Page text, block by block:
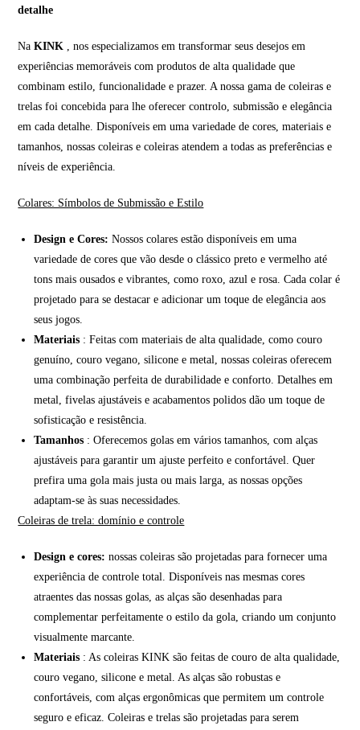
detalhe
NaKINK , nos especializamos em transformar seus desejos em
experiências memoráveis com produtos de alta qualidade que
combinam estilo, funcionalidade e prazer. A nossa gama de coleiras e
trelas foi concebida para lhe oferecer controlo, submissão e elegância
em cada detalhe. Disponíveis em uma variedade de cores, materiais e
tamanhos, nossas coleiras e coleiras atendem a todas as preferências e
níveis de experiência.
Colares: Símbolos de Submissão e Estilo
Design e Cores: Nossos colares estão disponíveis em uma
variedade de cores que vão desde o clássico preto e vermelho até
tons mais ousados e vibrantes, como roxo, azul e rosa. Cada colar é
projetado para se destacar e adicionar um toque de elegância aos
seus jogos.
Materiais : Feitas com materiais de alta qualidade, como couro
genuíno, couro vegano, silicone e metal, nossas coleiras oferecem
uma combinação perfeita de durabilidade e conforto. Detalhes em
metal, fivelas ajustáveis e acabamentos polidos dão um toque de
sofisticação e resistência.
Tamanhos : Oferecemos golas em vários tamanhos, com alças
ajustáveis para garantir um ajuste perfeito e confortável. Quer
prefira uma gola mais justa ou mais larga, as nossas opções
adaptam-se às suas necessidades.
Coleiras de trela: domínio e controle
Design e cores: nossas coleiras são projetadas para fornecer uma
experiência de controle total. Disponíveis nas mesmas cores
atraentes das nossas golas, as alças são desenhadas para
complementar perfeitamente o estilo da gola, criando um conjunto
visualmente marcante.
Materiais : As coleiras KINK são feitas de couro de alta qualidade,
couro vegano, silicone e metal. As alças são robustas e
confortáveis, com alças ergonômicas que permitem um controle
seguro e eficaz. Coleiras e trelas são projetadas para serem